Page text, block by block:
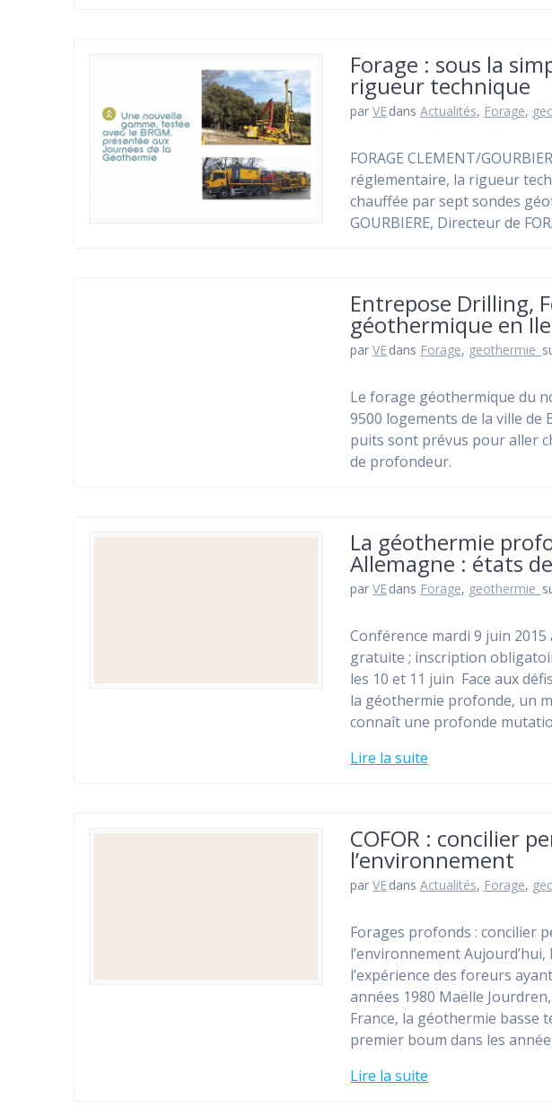
Forage : sous la
rigueur technique
parVEdans Actualités, Forage,
FORAGE CLEMENT/
réglementaire, la rigueur
chauffée par sept sondes
GOURBIERE, Directeur de
Entrepose Drilling,
géothermique en
parVEdans Forage, geothermie_
Le forage géothermique du
9500 logements de la ville de
puits sont prévus pour aller
de profondeur.
La géothermie
Allemagne : états
parVEdans Forage, geothermie_
Conférence mardi 9 juin
gratuite ; inscription
les 10 et 11 juin Face aux
la géothermie profonde, un
connaît une profonde
Lire la suite
COFOR : concilier
l’environnement
parVEdans Actualités, Forage,
Forages profonds : concilier
l’environnement
l’expérience des foreurs
années 1980 Maëlle
France, la géothermie basse
premier boum dans les
Lire la suite